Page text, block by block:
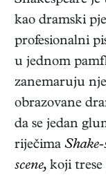
kao dramski
profesionalni
u jednom
zanemaruju
obrazovane
da se jedan
riječima Shake-
scene, koji